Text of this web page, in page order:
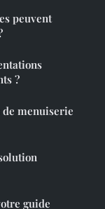
peuvent
?
menuiserie
guide